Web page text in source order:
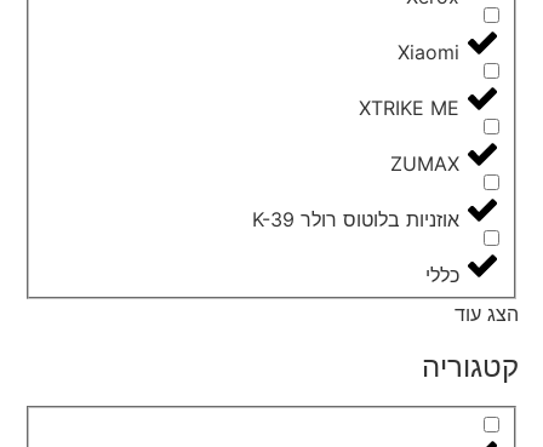
Xiaomi
XTRIKE ME
ZUMAX
אוזניות בלוטוס רולר K-39
כללי
הצג עוד
קטגוריה